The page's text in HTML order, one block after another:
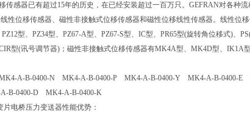
传感器已有超过15年的历史，在已经安装超过一百万只。GEFRAN对各种
性位移传感器、磁性非接触式位移传感器和磁性位移线性传感器。线性位移
型、PZ34型、PZ67-A型、PZ67-S型、IC型、PR65型(旋转角位移式)、
型(讯号调节器)；磁性非接触式位移传感器有MK4A型、MK4D型、IK1A
A-B-0400-N MK4-A-B-0400-P MK4-A-B-0400-Y MK4-A-B-0400-
A-B-0400-D MK4-A-B-0400-K
片电桥压力变送器性能优势：